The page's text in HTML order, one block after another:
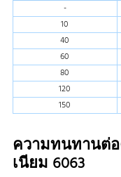
-
10
40
60
80
120
150
ความทนทานต่
เนียม 6063